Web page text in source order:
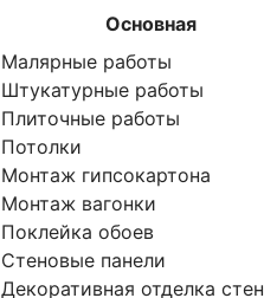
Основная
Малярные работы
Штукатурные работы
Плиточные работы
Потолки
Монтаж гипсокартона
Монтаж вагонки
Поклейка обоев
Стеновые панели
Декоративная отделка стен